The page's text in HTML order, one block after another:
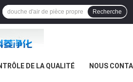
Recherche
DE LA QUALITÉ NOUS